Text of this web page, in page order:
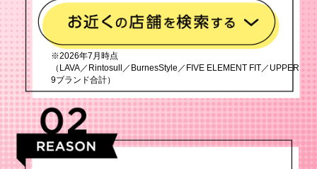
※2026年7月時点
（LAVA／Rintosull／BurnesStyle／FIVE ELEMENT FIT／UPPER
9ブランド合計）